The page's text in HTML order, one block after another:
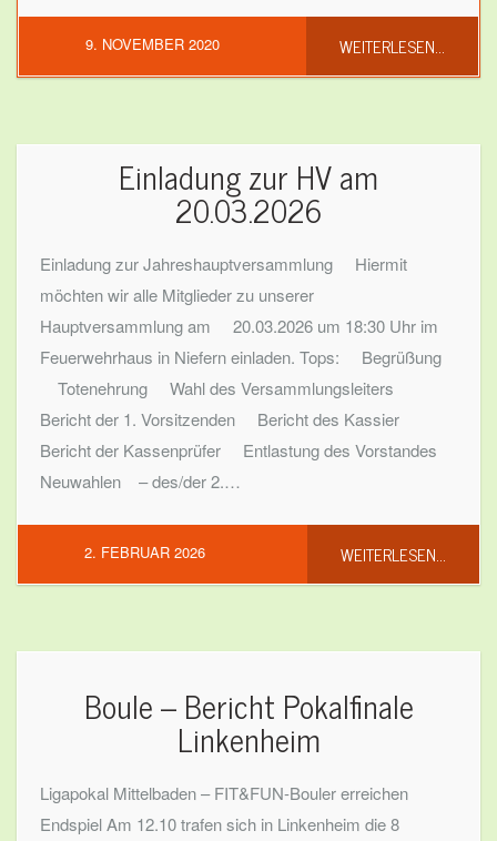
WEITERLESEN...
9. NOVEMBER 2020
Einladung zur HV am
20.03.2026
Einladung zur Jahreshauptversammlung Hiermit
möchten wir alle Mitglieder zu unserer
Hauptversammlung am 20.03.2026 um 18:30 Uhr im
Feuerwehrhaus in Niefern einladen. Tops: Begrüßung
Totenehrung Wahl des Versammlungsleiters
Bericht der 1. Vorsitzenden Bericht des Kassier
Bericht der Kassenprüfer Entlastung des Vorstandes
Neuwahlen – des/der 2.…
WEITERLESEN...
2. FEBRUAR 2026
Boule – Bericht Pokalfinale
Linkenheim
Ligapokal Mittelbaden – FIT&FUN-Bouler erreichen
Endspiel Am 12.10 trafen sich in Linkenheim die 8